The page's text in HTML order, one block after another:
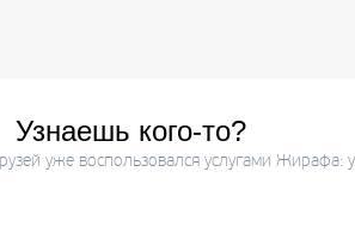
Узнаешь кого-то?
уже воспользовался услугами Жирафа: